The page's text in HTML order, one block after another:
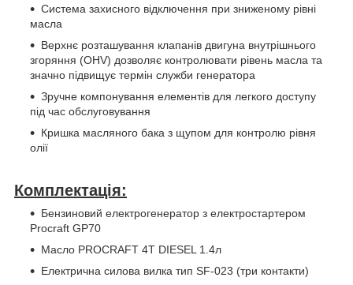
Система захисного відключення при зниженому рівні
масла
Верхнє розташування клапанів двигуна внутрішнього
згоряння (OHV) дозволяє контролювати рівень масла та
значно підвищує термін служби генератора
Зручне компонування елементів для легкого доступу
під час обслуговування
Кришка масляного бака з щупом для контролю рівня
олії
Комплектація:
Бензиновий електрогенератор з електростартером
Procraft GP70
Масло PROCRAFT 4T DIESEL 1.4л
Електрична силова вилка тип SF-023 (три контакти)